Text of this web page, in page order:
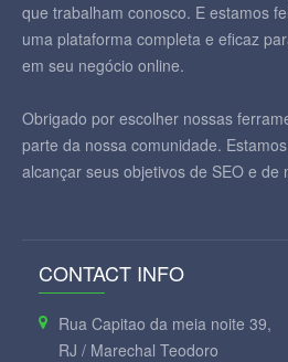
que trabalham conosco. E estamos
uma plataforma completa e eficaz
em seu negócio online.
Obrigado por escolher nossas
parte da nossa comunidade.
alcançar seus objetivos de SEO e de
CONTACT INFO
Rua Capitao da meia noite 39,
RJ / Marechal Teodoro